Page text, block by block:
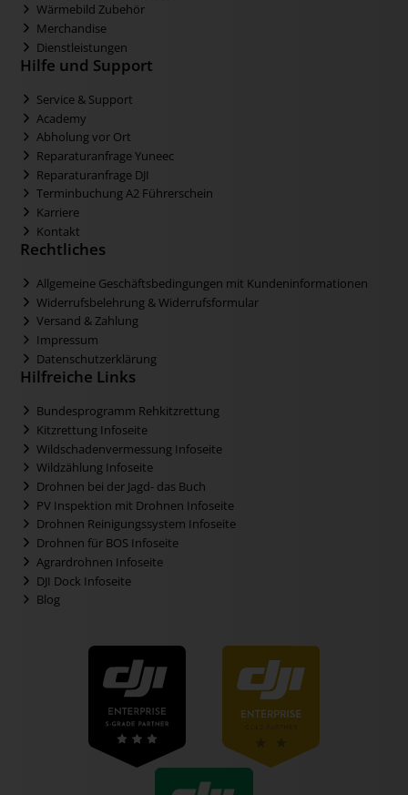
Wärmebild Zubehör
Merchandise
Dienstleistungen
Hilfe und Support
Service & Support
Academy
Abholung vor Ort
Reparaturanfrage Yuneec
Reparaturanfrage DJI
Terminbuchung A2 Führerschein
Karriere
Kontakt
Rechtliches
Allgemeine Geschäftsbedingungen mit Kundeninformationen
Widerrufsbelehrung & Widerrufsformular
Versand & Zahlung
Impressum
Datenschutzerklärung
Hilfreiche Links
Bundesprogramm Rehkitzrettung
Kitzrettung Infoseite
Wildschadenvermessung Infoseite
Wildzählung Infoseite
Drohnen bei der Jagd- das Buch
PV Inspektion mit Drohnen Infoseite
Drohnen Reinigungssystem Infoseite
Drohnen für BOS Infoseite
Agrardrohnen Infoseite
DJI Dock Infoseite
Blog